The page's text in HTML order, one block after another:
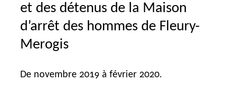
et des détenus de la Maison
d’arrêt des hommes de Fleury-
Merogis
De novembre 2019 à février 2020.